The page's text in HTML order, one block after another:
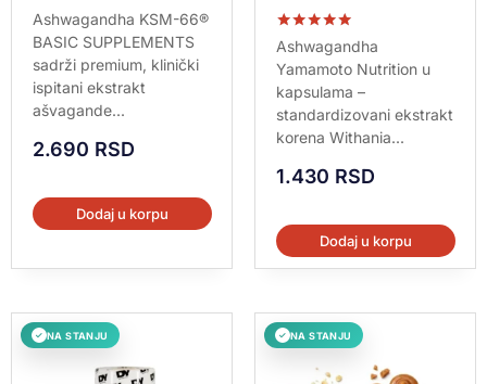
Ashwagandha KSM-66®
BASIC SUPPLEMENTS
sadrži premium, klinički
ispitani ekstrakt
ašvagande...
2.690 RSD
Dodaj u korpu
Ocenjeno sa
5.00
od 5
Ashwagandha
Yamamoto Nutrition u
kapsulama –
standardizovani ekstrakt
korena Withania...
1.430 RSD
Dodaj u korpu
✓ NA STANJU ✓ NA STANJU